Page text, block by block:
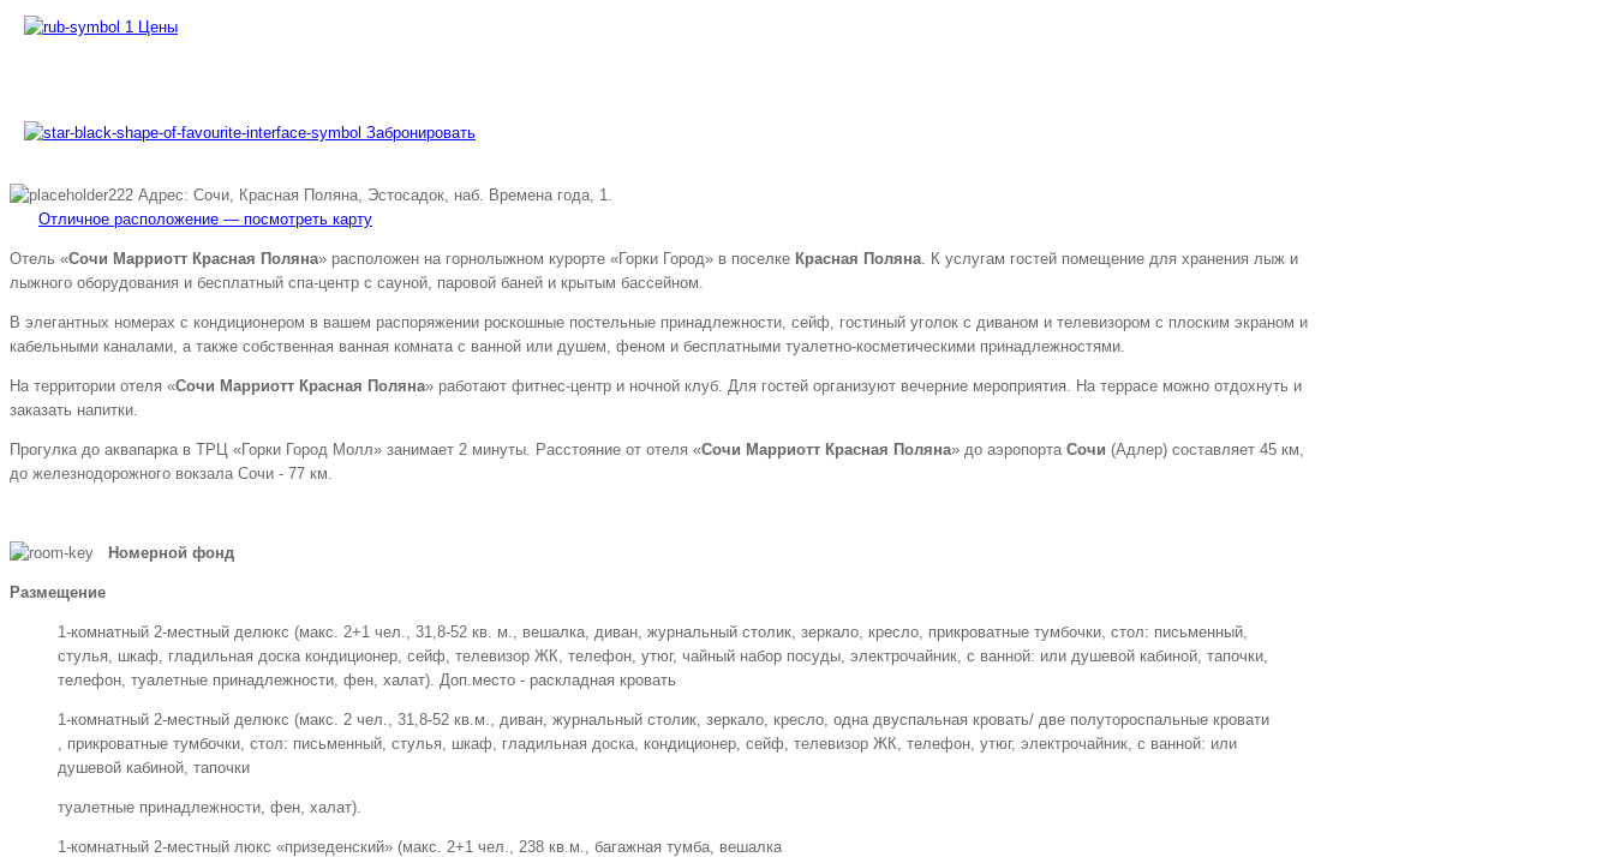
Цены
Забронировать
Адрес: Сочи, Красная Поляна, Эстосадок, наб. Времена года, 1.
Отличное расположение — посмотреть карту
Отель «Сочи Марриотт Красная Поляна» расположен на горнолыжном курорте «Горки Город» в поселке Красная Поляна . К услугам гостей помещение для хранения лыж и
лыжного оборудования и бесплатный спа-центр с сауной, паровой баней и крытым бассейном.
В элегантных номерах с кондиционером в вашем распоряжении роскошные постельные принадлежности, сейф, гостиный уголок с диваном и телевизором с плоским экраном и
кабельными каналами, а также собственная ванная комната с ванной или душем, феном и бесплатными туалетно-косметическими принадлежностями.
На территории отеля «Сочи Марриотт Красная Поляна» работают фитнес-центр и ночной клуб. Для гостей организуют вечерние мероприятия. На террасе можно отдохнуть и
заказать напитки.
Прогулка до аквапарка в ТРЦ «Горки Город Молл» занимает 2 минуты. Расстояние от отеля «Сочи Марриотт Красная Поляна» до аэропорта Сочи (Адлер) составляет 45 км,
до железнодорожного вокзала Сочи - 77 км.
Номерной фонд
Размещение
1-комнатный 2-местный делюкс (макс. 2+1 чел., 31,8-52 кв. м., вешалка, диван, журнальный столик, зеркало, кресло, прикроватные тумбочки, стол: письменный,
стулья, шкаф, гладильная доска кондиционер, сейф, телевизор ЖК, телефон, утюг, чайный набор посуды, электрочайник, с ванной: или душевой кабиной, тапочки,
телефон, туалетные принадлежности, фен, халат). Доп.место - раскладная кровать
1-комнатный 2-местный делюкс (макс. 2 чел., 31,8-52 кв.м., диван, журнальный столик, зеркало, кресло, одна двуспальная кровать/ две полутороспальные кровати
, прикроватные тумбочки, стол: письменный, стулья, шкаф, гладильная доска, кондиционер, сейф, телевизор ЖК, телефон, утюг, электрочайник, с ванной: или
душевой кабиной, тапочки
туалетные принадлежности, фен, халат).
1-комнатный 2-местный люкс «призеденский» (макс. 2+1 чел., 238 кв.м., багажная тумба, вешалка